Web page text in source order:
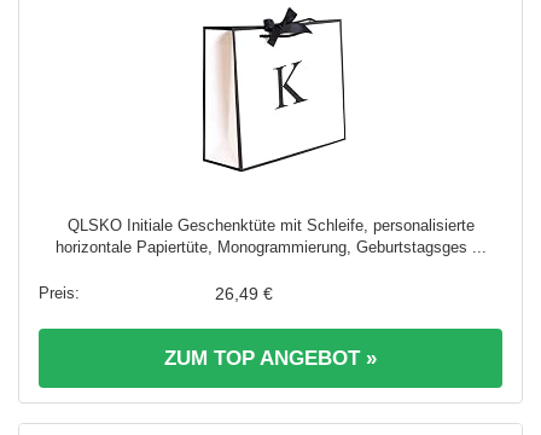
QLSKO Initiale Geschenktüte mit Schleife, personalisierte
horizontale Papiertüte, Monogrammierung, Geburtstagsges ...
26,49 €
ZUM TOP ANGEBOT »